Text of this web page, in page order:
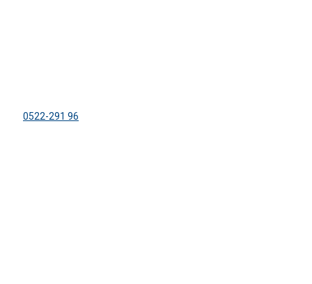
0522-291 96